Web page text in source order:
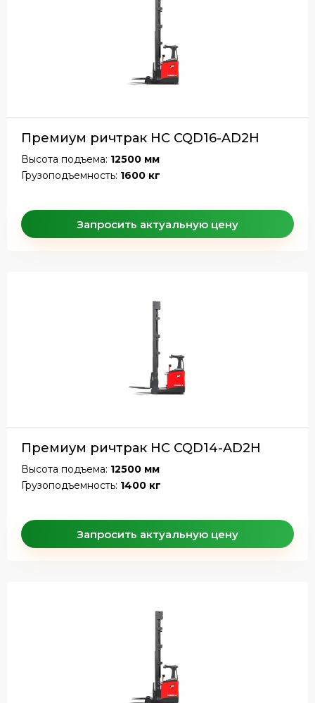
Премиум ричтрак HC CQD16-AD2H
Высота подъема: 12500 мм
Грузоподъемность: 1600 кг
Запросить актуальную цену
Премиум ричтрак HC CQD14-AD2H
Высота подъема: 12500 мм
Грузоподъемность: 1400 кг
Запросить актуальную цену